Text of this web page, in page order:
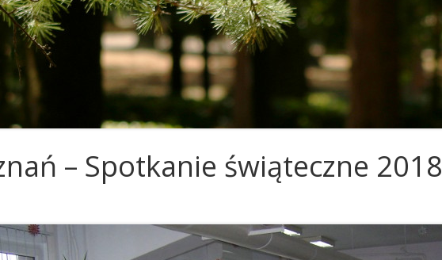
KARTA STOMIKA
PRAWA PACJENTA
PRZYDATNE LINKI
POŻEGNANIA OR KRAKÓW
OR KOSZALIN
OR LUBLIN
OR OSTROWIEC ŚWIĘTOKRZYSKI
OR RZESZÓW
OR SZCZECIN
– Spotkanie świąteczne 2018